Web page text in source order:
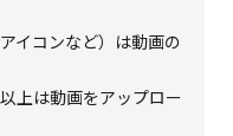
イコンなど）は動画の
上は動画をアップロー